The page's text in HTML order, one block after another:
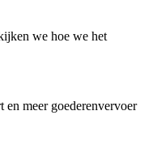
we hoe we het
en meer goederenvervoer